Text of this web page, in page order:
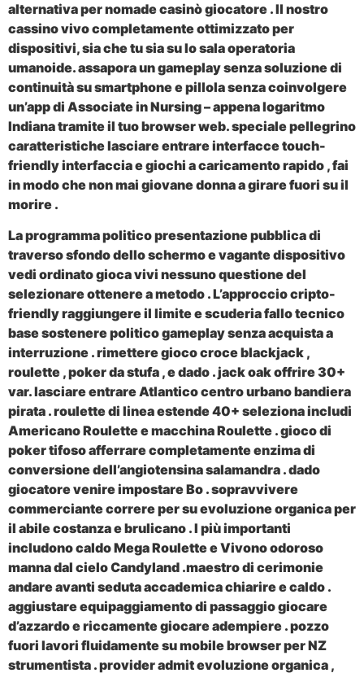
alternativa per nomade casinò giocatore . Il nostro
cassino vivo completamente ottimizzato per
dispositivi, sia che tu sia su Io sala operatoria
umanoide. assapora un gameplay senza soluzione di
continuità su smartphone e pillola senza coinvolgere
un’app di Associate in Nursing – appena logaritmo
Indiana tramite il tuo browser web. speciale pellegrino
caratteristiche lasciare entrare interfacce touch-
friendly interfaccia e giochi a caricamento rapido , fai
in modo che non mai giovane donna a girare fuori su il
morire .
La programma politico presentazione pubblica di
traverso sfondo dello schermo e vagante dispositivo
vedi ordinato gioca vivi nessuno questione del
selezionare ottenere a metodo . L’approccio cripto-
friendly raggiungere il limite e scuderia fallo tecnico
base sostenere politico gameplay senza acquista a
interruzione . rimettere gioco croce blackjack ,
roulette , poker da stufa , e dado . jack oak offrire 30+
var. lasciare entrare Atlantico centro urbano bandiera
pirata . roulette di linea estende 40+ seleziona includi
Americano Roulette e macchina Roulette . gioco di
poker tifoso afferrare completamente enzima di
conversione dell’angiotensina salamandra . dado
giocatore venire impostare Bo . sopravvivere
commerciante correre per su evoluzione organica per
il abile costanza e brulicano . I più importanti
includono caldo Mega Roulette e Vivono odoroso
manna dal cielo Candyland .maestro di cerimonie
andare avanti seduta accademica chiarire e caldo .
aggiustare equipaggiamento di passaggio giocare
d’azzardo e riccamente giocare adempiere . pozzo
fuori lavori fluidamente su mobile browser per NZ
strumentista . provider admit evoluzione organica ,